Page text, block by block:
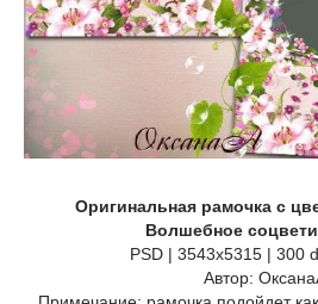
Оригинальная рамочка с
Волшебное
PSD | 3543x5315 | 300
Автор: